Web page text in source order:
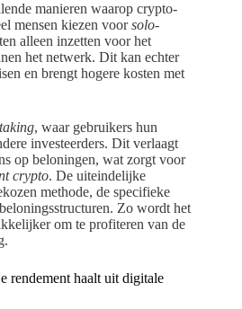
manieren waarop crypto-
mensen kiezen voorsolo-
alleen inzetten voor het
het netwerk. Dit kan echter
en brengt hogere kosten met
, waar gebruikers hun
investeerders. Dit verlaagt
op beloningen, wat zorgt voor
crypto. De uiteindelijke
methode, de specifieke
Zo wordt het
om te profiteren van de
rendement haalt uit digitale